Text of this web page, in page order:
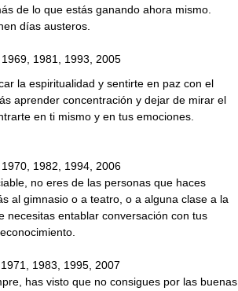
de lo que estás ganando ahora mismo.
días austeros.
1981, 1993, 2005
la espiritualidad y sentirte en paz con el
aprender concentración y dejar de mirar el
en ti mismo y en tus emociones.
1982, 1994, 2006
no eres de las personas que haces
al gimnasio o a teatro, o a alguna clase a la
necesitas entablar conversación con tus
1983, 1995, 2007
has visto que no consigues por las buenas